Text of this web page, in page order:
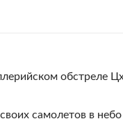
обстреле
самолетов в